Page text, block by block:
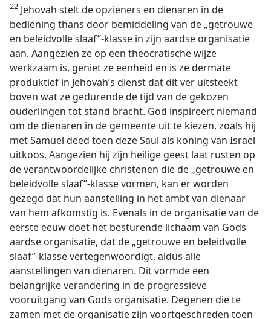
22 Jehovah stelt de opzieners en dienaren in de
bediening thans door bemiddeling van de „getrouwe
en beleidvolle slaaf”-klasse in zijn aardse organisatie
aan. Aangezien ze op een theocratische wijze
werkzaam is, geniet ze eenheid en is ze dermate
produktief in Jehovah’s dienst dat dit ver uitsteekt
boven wat ze gedurende de tijd van de gekozen
ouderlingen tot stand bracht. God inspireert niemand
om de dienaren in de gemeente uit te kiezen, zoals hij
met Samuël deed toen deze Saul als koning van Israël
uitkoos. Aangezien hij zijn heilige geest laat rusten op
de verantwoordelijke christenen die de „getrouwe en
beleidvolle slaaf”-klasse vormen, kan er worden
gezegd dat hun aanstelling in het ambt van dienaar
van hem afkomstig is. Evenals in de organisatie van de
eerste eeuw doet het besturende lichaam van Gods
aardse organisatie, dat de „getrouwe en beleidvolle
slaaf”-klasse vertegenwoordigt, aldus alle
aanstellingen van dienaren. Dit vormde een
belangrijke verandering in de progressieve
vooruitgang van Gods organisatie. Degenen die te
zamen met de organisatie zijn voortgeschreden toen